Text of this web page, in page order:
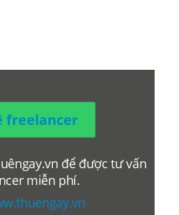
freelancer
để được tư vấn
miễn phí.